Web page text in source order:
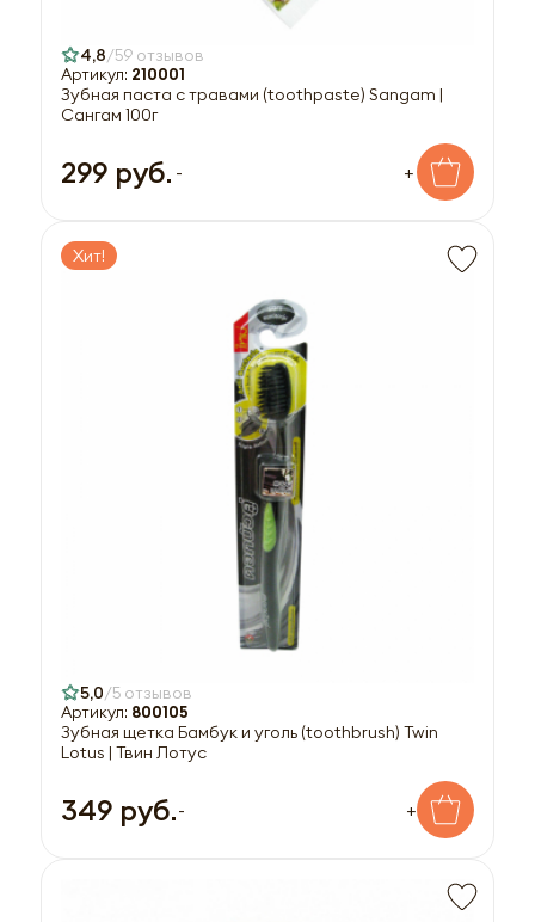
4,8 59 отзывов
Артикул: 210001
Зубная паста с травами (toothpaste) Sangam |
Сангам 100г
299 руб. - +
Хит!
5,0 5 отзывов
Артикул: 800105
Зубная щетка Бамбук и уголь (toothbrush) Twin
Lotus | Твин Лотус
349 руб.- +